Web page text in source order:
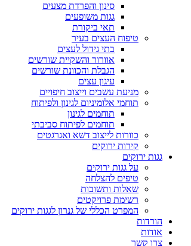
סינון והפרדת מצעים
גגות משופעים
תאי ביקורת
טיפוח העצים בעיר
בתי גידול לעצים
אוורור והשקיית שורשים
הגבלת והכוונת שורשים
עיגון עצים
מניעת עשבים וייצוב חיפויים
תוחמי אלומיניום לגינון ולפיתוח
תוחמים לגינון
תוחמים לפיתוח סביבתי
כוורות לייצוב דשא ואגרגטים
קירות ירוקים
גגות ירוקים
על גגות ירוקים
טיפים להצלחה
שאלות ותשובות
רשימת פרויקטים
המפרט הכללי של גנרון לגגות ירוקים
הורדות
אודות
צרו קשר